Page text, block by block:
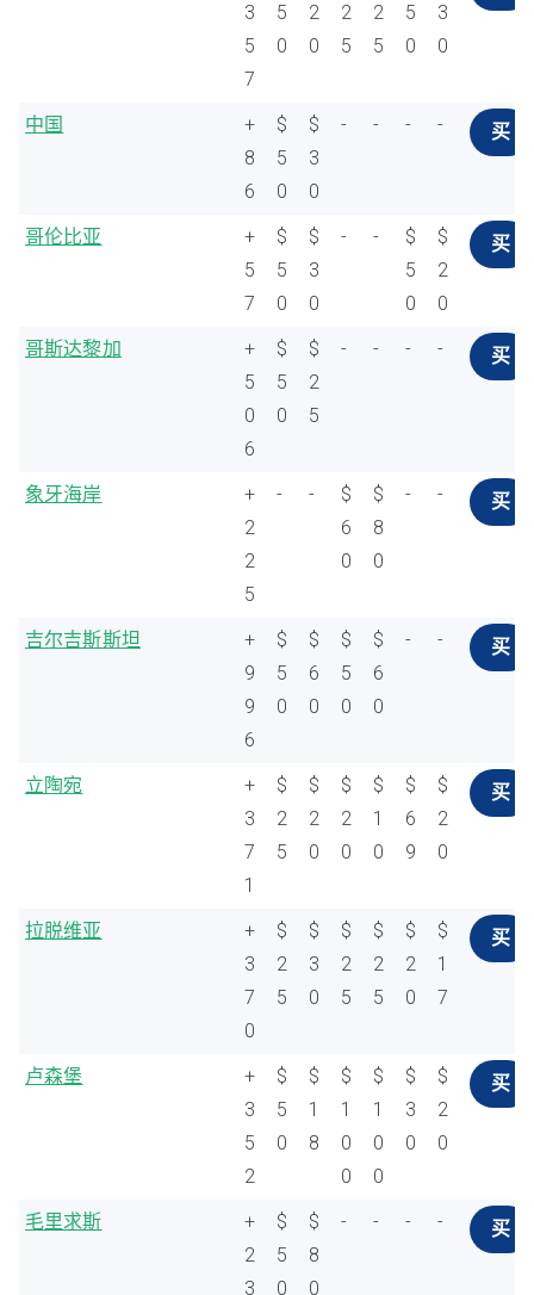
3
5
7
5
0
2
0
2
5
2
5
5
0
3
0
中国
+
8
6
$
5
0
$
3
0
- - - - 买
哥伦比亚
+
5
7
$
5
0
$
3
0
- -
$
5
0
$
2
0
买
哥斯达黎加
+
5
0
6
$
5
0
$
2
5
- - - - 买
象牙海岸
+
2
2
5
- -
$
6
0
$
8
0
- - 买
吉尔吉斯斯坦
+
9
9
6
$
5
0
$
6
0
$
5
0
$
6
0
- - 买
立陶宛
+
3
7
1
$
2
5
$
2
0
$
2
0
$
1
0
$
6
9
$
2
0
买
拉脱维亚
+
3
7
0
$
2
5
$
3
0
$
2
5
$
2
5
$
2
0
$
1
7
买
卢森堡
+
3
5
2
$
5
0
$
1
8
$
1
0
0
$
1
0
0
$
3
0
$
2
0
买
毛里求斯
+
2
3
$
5
0
$
8
0
- - - - 买